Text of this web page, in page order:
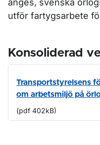
anges, svenska
utför fartygsarbete
Konsoliderad
Transportstyrelsens
om arbetsmiljö på
(pdf 402kB)